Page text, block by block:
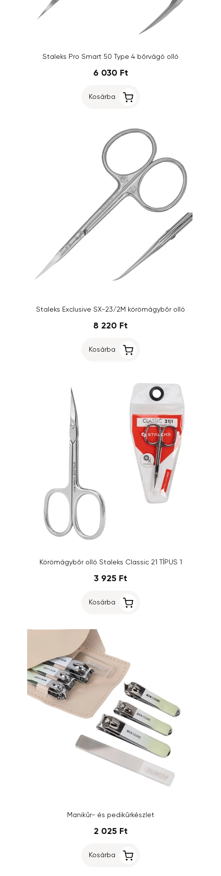
Staleks Pro Smart 50 Type 4 bőrvágó olló
6 030 Ft
Kosárba
Staleks Exclusive SX-23/2M körömágybőr olló
8 220 Ft
Kosárba
Körömágybőr olló Staleks Classic 21 TÍPUS 1
3 925 Ft
Kosárba
Manikűr- és pedikűrkészlet
2 025 Ft
Kosárba